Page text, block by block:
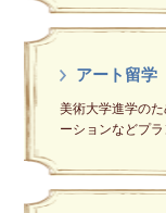
アート留学
美術大学進学の
ーションなどプ